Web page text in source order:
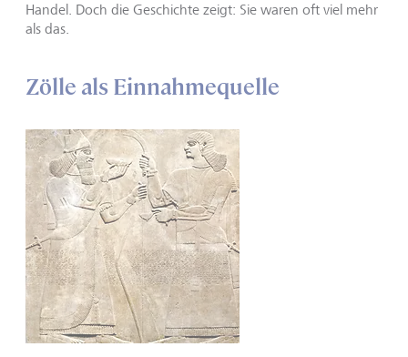
Handel. Doch die Geschichte zeigt: Sie waren oft viel mehr
als das.
Zölle als Einnahmequelle